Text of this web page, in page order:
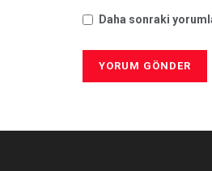
Daha sonraki